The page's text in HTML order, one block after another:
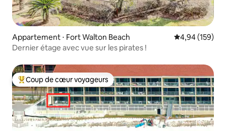
Appartement ⋅ Fort Walton Beach Évaluation
4,94 (159)
Dernier étage avec vue sur les pirates !
Coups de cœur voyageurs les plus appréciés
Coup de cœur voyageurs